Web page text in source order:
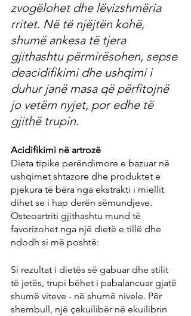
zvogëlohet dhe lëvizshmëria
rritet. Në të njëjtën kohë,
shumë ankesa të tjera
gjithashtu përmirësohen, sepse
deacidifikimi dhe ushqimi i
duhur janë masa që përfitojnë
jo vetëm nyjet, por edhe të
gjithë trupin.
Acidifikimi në artrozë
Dieta tipike perëndimore e bazuar në
ushqimet shtazore dhe produktet e
pjekura të bëra nga ekstrakti i miellit
dihet se i hap derën sëmundjeve.
Osteoartriti gjithashtu mund të
favorizohet nga një dietë e tillë dhe
ndodh si më poshtë:
Si rezultat i dietës së gabuar dhe stilit
të jetës, trupi bëhet i pabalancuar gjatë
shumë viteve - në shumë nivele. Për
shembull, një çekuilibër në ekuilibrin